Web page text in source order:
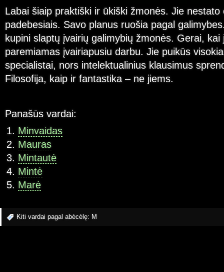
Labai šiaip praktiški ir ūkiški žmonės. Jie nestato
padebesiais. Savo planus ruošia pagal
kupini slaptų įvairių galimybių žmonės. Gerai,
paremiamas įvairiapusiu darbu. Jie puikūs
specialistai, nors intelektualinius klausimus
Filosofija, kaip ir fantastika – ne jiems.
Panašūs vardai:
Minvaidas
Mauras
Mintautė
Mintė
Marė
Kiti vardai pagal abėcėlę: M